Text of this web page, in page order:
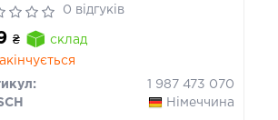
0 відгуків
₴
склад
1 987 473 070
Німеччина